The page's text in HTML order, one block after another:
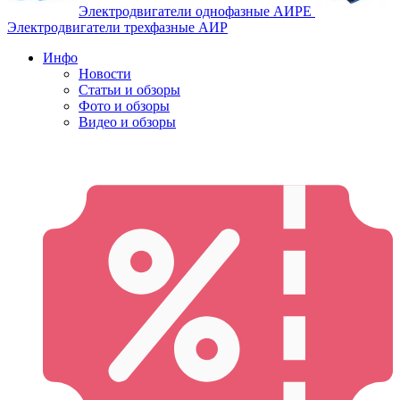
Электродвигатели однофазные АИРЕ
Электродвигатели трехфазные АИР
Инфо
Новости
Статьи и обзоры
Фото и обзоры
Видео и обзоры